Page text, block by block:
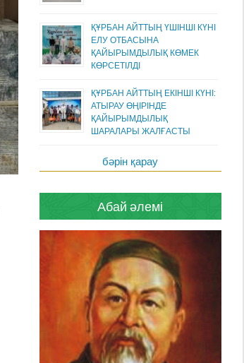
ҚҰРБАН АЙТТЫҢ ҮШІНШІ КҮНІ
ЕЛУ ОТБАСЫНА
ҚАЙЫРЫМДЫЛЫҚ КӨМЕК
КӨРСЕТІЛДІ
ҚҰРБАН АЙТТЫҢ ЕКІНШІ КҮНІ:
АТЫРАУ ӨҢІРІНДЕ
ҚАЙЫРЫМДЫЛЫҚ
ШАРАЛАРЫ ЖАЛҒАСТЫ
бәрін қарау
Абай әлемі